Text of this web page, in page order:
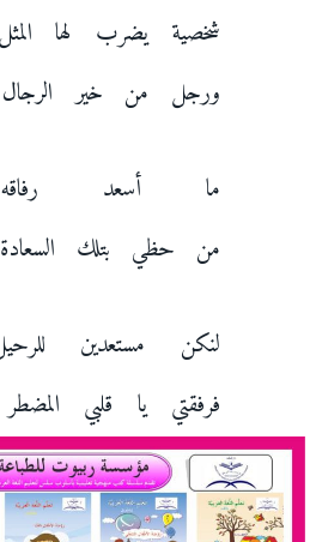
شخصية يضرب لها
ورجل من خير
ما أسعد
من حظي بتلك
لنكن مستعدين
فرفقتي يا قلبي